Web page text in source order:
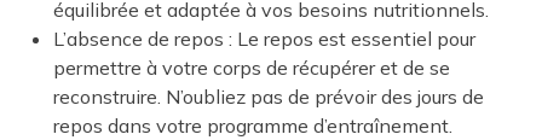
équilibrée et adaptée à vos besoins nutritionnels.
L’absence de repos : Le repos est essentiel pour
permettre à votre corps de récupérer et de se
reconstruire. N’oubliez pas de prévoir des jours de
repos dans votre programme d’entraînement.